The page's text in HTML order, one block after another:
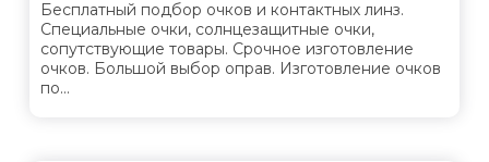
Бесплатный подбор очков и контактных линз.
Специальные очки, солнцезащитные очки,
сопутствующие товары. Срочное изготовление
очков. Большой выбор оправ. Изготовление очков
по...